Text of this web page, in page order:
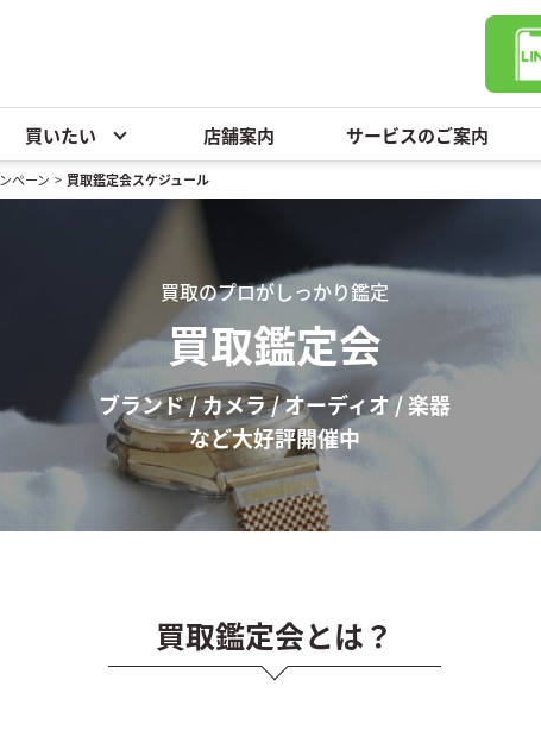
買いたい 店舗案内 サービスのご案内
ペーン > 買取鑑定会スケジュール
買取のプロがしっかり鑑定
買取鑑定会
ブランド / カメラ / オーディオ / 楽器
など大好評開催中
買取鑑定会とは？